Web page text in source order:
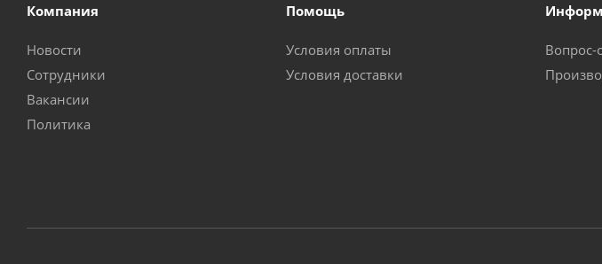
Компания
Новости
Сотрудники
Вакансии
Политика
Помощь
Условия оплаты
Условия доставки
Вопрос-